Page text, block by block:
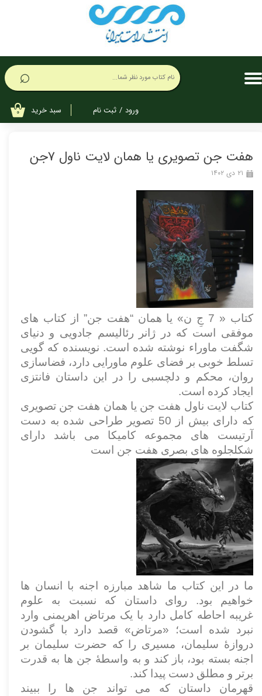
ورود / ثبت نام
تغییر گذر واژه
سفارشات
۰ سبد خرید
⌕
هفت جن تصویری یا همان لایت ناول 7جن
۲۱ دی ۱۴۰۲
کتاب « 7 جِ ن» یا همان “هفت جن” از کتاب های
موفقی است که در ژانر رئالیسم جادویی و دنیای
شگفت ماوراء نوشته شده است. نویسنده که گویی
تسلط خوبی بر فضای علوم ماورایی دارد، فضاسازی
روان، محکم و دلچسبی را در این داستان فانتزی
ایجاد کرده است.
کتاب لایت ناول هفت جن یا همان هفت جن تصویری
که دارای بیش از 50 تصویر طراحی شده به دست
آرتیست های مجموعه کامیکا می باشد دارای
شکلجلوه های بصری هفت جن است
ما در این کتاب ما شاهد مبارزه اجنه با انسان ها
خواهیم بود. روای داستان که نسبت به علوم
غریبه احاطه کامل دارد با یک مرتاض اهریمنی وارد
نبرد شده است؛ «مرتاض» قصد دارد با گشودن
دروازۀ سلیمان، مسیری را که حضرت سلیمان بر
اجنه بسته بود، باز کند و به واسطۀ جن ها به قدرت
برتر و مطلق دست پیدا کند.
قهرمان داستان که می تواند جن ها را ببیند